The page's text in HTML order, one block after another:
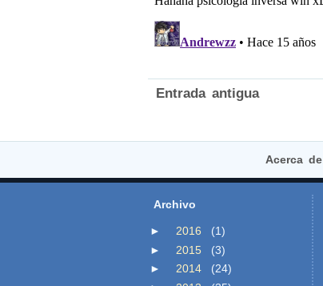
Entrada antigua
Acerca de
Archivo
► 2016
(1)
►
2015
(3)
►
2014
(24)